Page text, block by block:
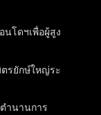
นโดฯเพื่อผู้สูง
รยักษ์ใหญ่ระ
ำนานการ